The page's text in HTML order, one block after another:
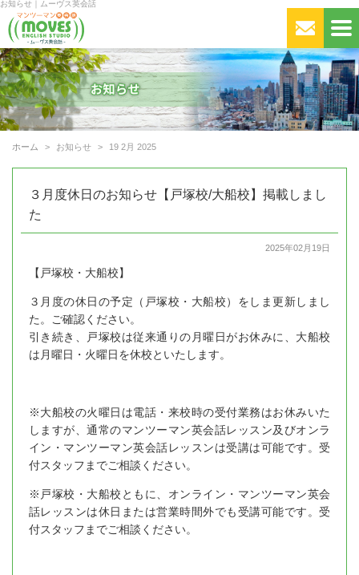
お知らせ｜ムーヴス英会話
ホーム お知らせ 19 2月 2025
３月度休日のお知らせ【戸塚校/大船校】掲載しまし
た
2025年02月19日
【戸塚校・大船校】
３月度の休日の予定（戸塚校・大船校）をしま更新しまし
た。ご確認ください。
引き続き、戸塚校は従来通りの月曜日がお休みに、大船校
は月曜日・火曜日を休校といたします。
※大船校の火曜日は電話・来校時の受付業務はお休みいた
しますが、通常のマンツーマン英会話レッスン及びオンラ
イン・マンツーマン英会話レッスンは受講は可能です。受
付スタッフまでご相談ください。
※戸塚校・大船校ともに、オンライン・マンツーマン英会
話レッスンは休日または営業時間外でも受講可能です。受
付スタッフまでご相談ください。